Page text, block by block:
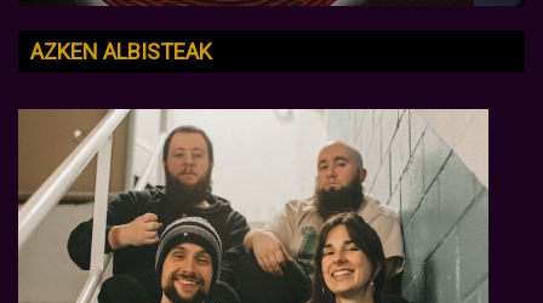
AZKEN ALBISTEAK